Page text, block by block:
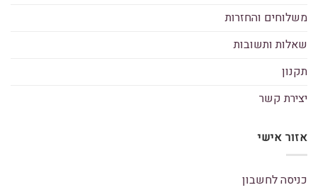
משלוחים והחזרות
שאלות ותשובות
תקנון
יצירת קשר
אזור אישי
כניסה לחשבון